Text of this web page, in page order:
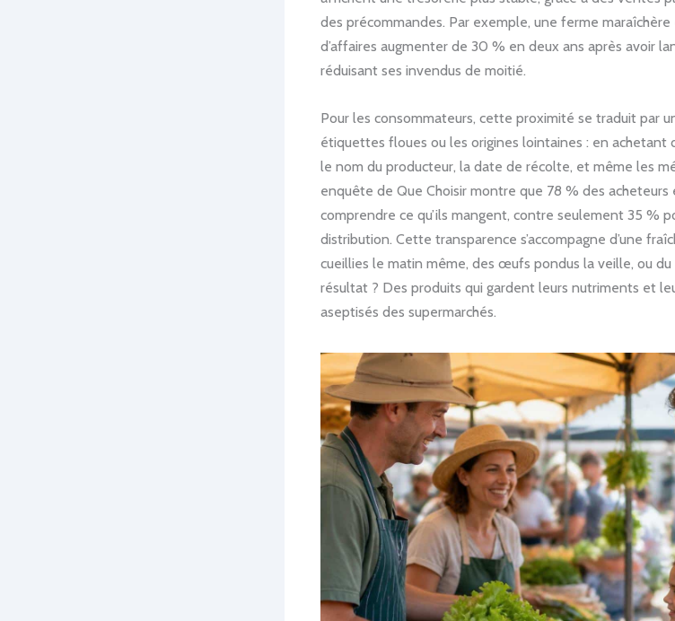
des précommandes. Par exemple, une ferme
d’affaires augmenter de 30 % en deux ans après avoir
réduisant ses invendus de moitié.
Pour les consommateurs, cette proximité se traduit par
étiquettes floues ou les origines lointaines : en
le nom du producteur, la date de récolte, et même les
enquête de Que Choisir montre que 78 % des
comprendre ce qu’ils mangent, contre seulement 35 %
distribution. Cette transparence s’accompagne d’une
cueillies le matin même, des œufs pondus la veille, ou du
résultat ? Des produits qui gardent leurs nutriments et
aseptisés des supermarchés.